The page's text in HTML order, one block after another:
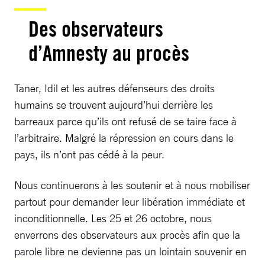
Des observateurs
d’Amnesty au procès
Taner, Idil et les autres défenseurs des droits
humains se trouvent aujourd’hui derrière les
barreaux parce qu’ils ont refusé de se taire face à
l’arbitraire. Malgré la répression en cours dans le
pays, ils n’ont pas cédé à la peur.
Nous continuerons à les soutenir et à nous mobiliser
partout pour demander leur libération immédiate et
inconditionnelle. Les 25 et 26 octobre, nous
enverrons des observateurs aux procès afin que la
parole libre ne devienne pas un lointain souvenir en